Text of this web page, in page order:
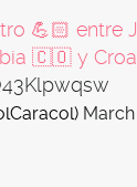
💪🏻 entre
🇨🇴 y